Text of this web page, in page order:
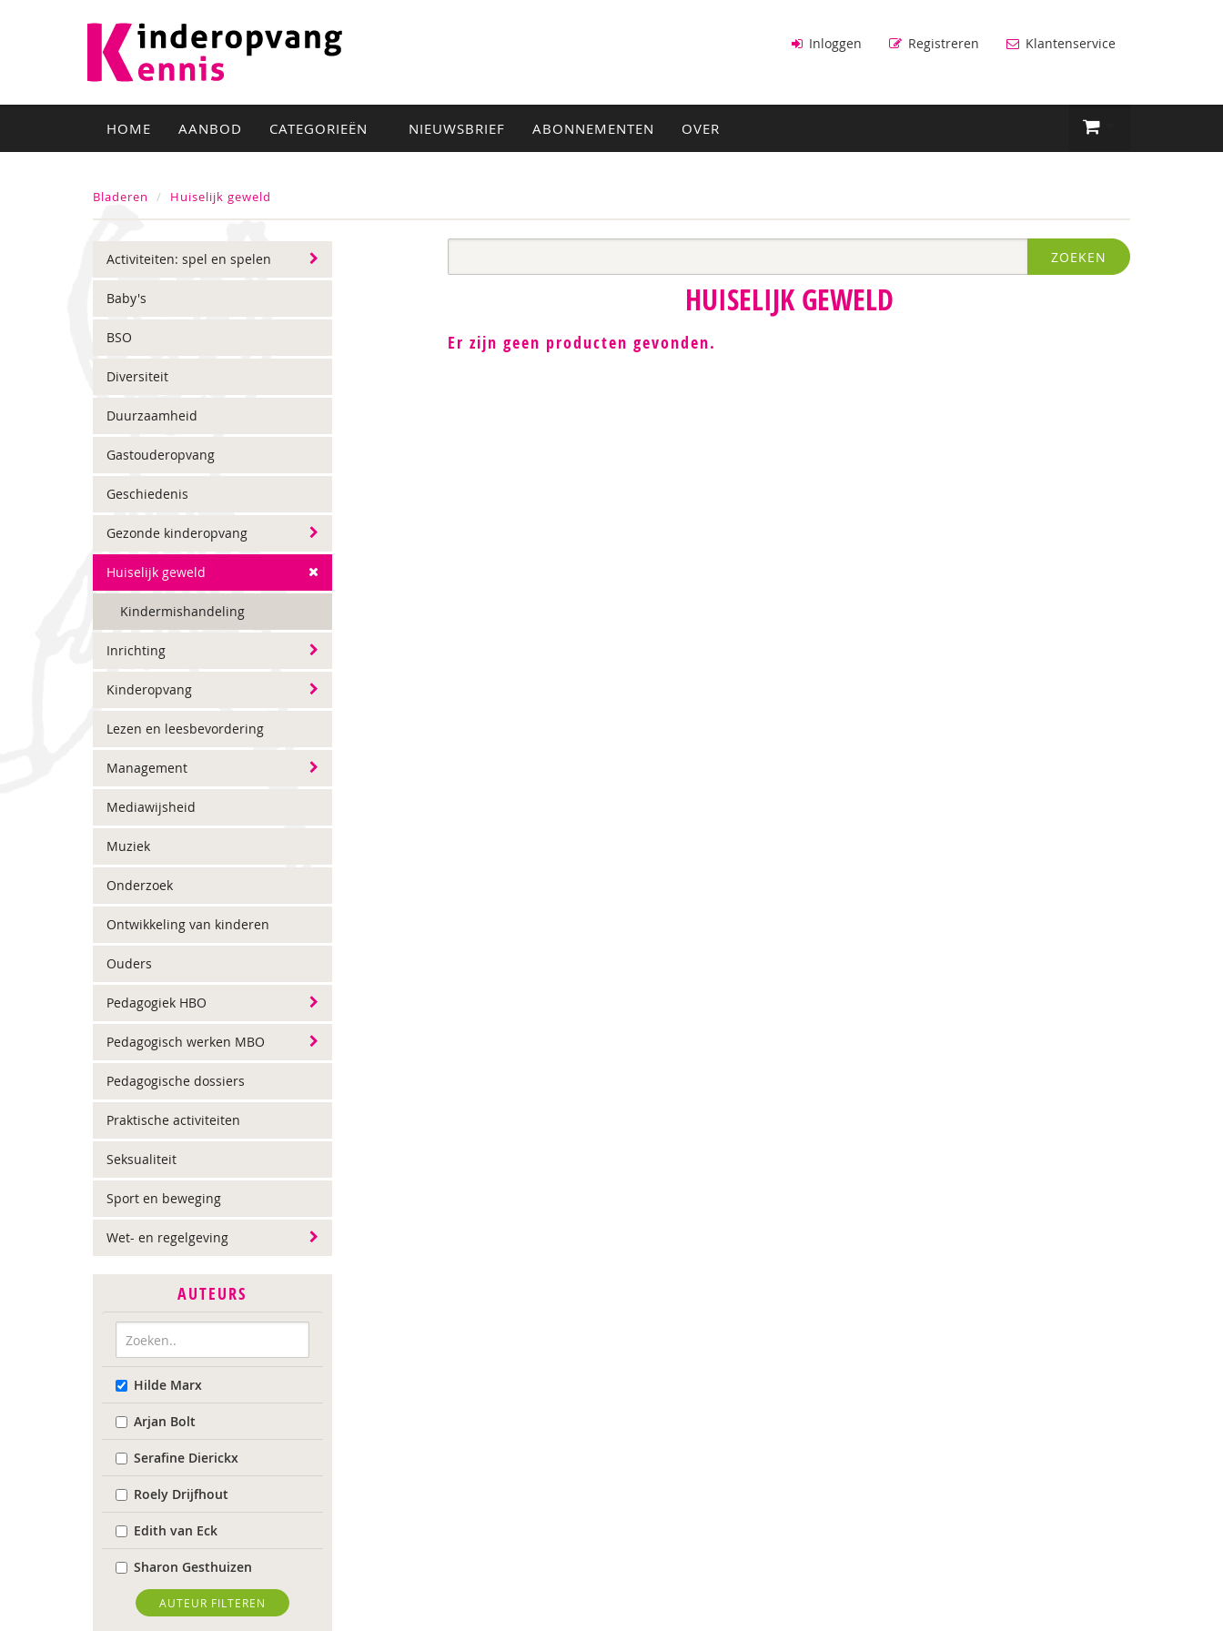
Inloggen Registreren Klantenservice
HOME AANBOD CATEGORIEËN NIEUWSBRIEF ABONNEMENTEN OVER
Bladeren Huiselijk geweld
Activiteiten: spel en spelen
Baby's
BSO
Diversiteit
Duurzaamheid
Gastouderopvang
Geschiedenis
Gezonde kinderopvang
Huiselijk geweld
Kindermishandeling
Inrichting
Kinderopvang
Lezen en leesbevordering
Management
Mediawijsheid
Muziek
Onderzoek
Ontwikkeling van kinderen
Ouders
Pedagogiek HBO
Pedagogisch werken MBO
Pedagogische dossiers
Praktische activiteiten
Seksualiteit
Sport en beweging
Wet- en regelgeving
AUTEURS
Hilde Marx
Arjan Bolt
Serafine Dierickx
Roely Drijfhout
Edith van Eck
Sharon Gesthuizen
Edith Geurts
AUTEUR FILTEREN
ZOEKEN
HUISELIJK GEWELD
Er zijn geen producten gevonden.